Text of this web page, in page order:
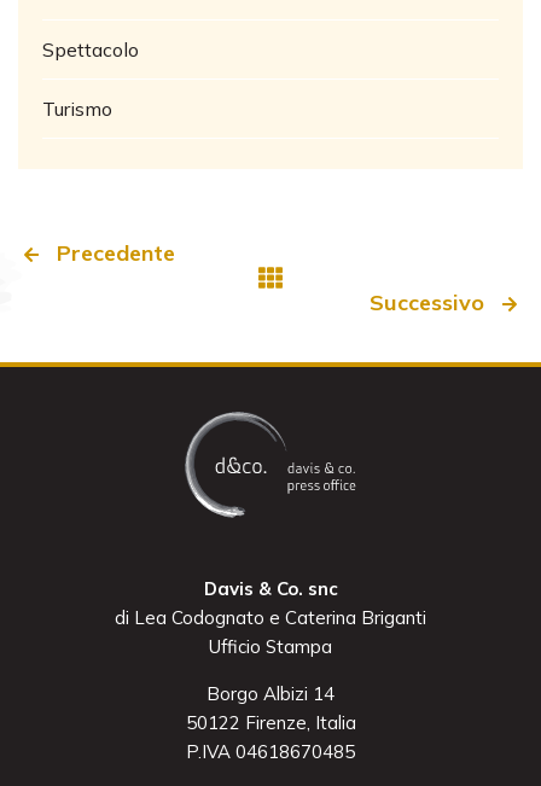
Spettacolo
Turismo
Precedente
Successivo
Davis & Co. snc
di Lea Codognato e Caterina Briganti
Ufficio Stampa
Borgo Albizi 14
50122 Firenze, Italia
P.IVA 04618670485